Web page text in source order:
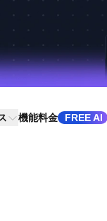
機能料金 FREE AI